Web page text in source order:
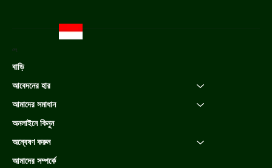
মেনু
বাড়ি
আবেদনের হার
আমাদের সমাধান
অনলাইনে কিনুন
অন্বেষণ করুন
আমাদের সম্পর্কে